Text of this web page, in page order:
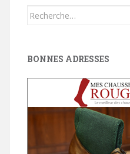
Search
BONNES ADRESSES